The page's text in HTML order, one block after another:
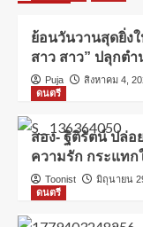
ย้อนวันวานสุดยิ่ง
สาว สาว” ปลุกตำ
Puja
สิงหาคม 4,
ดนตรี
สอง- ฐิติรัตน์ ปล่อ
ความรัก กระแทก
Toonist
มิถุนายน
ดนตรี